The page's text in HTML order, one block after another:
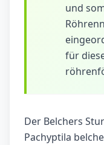
und
für
Der Belchers
Pachyptila